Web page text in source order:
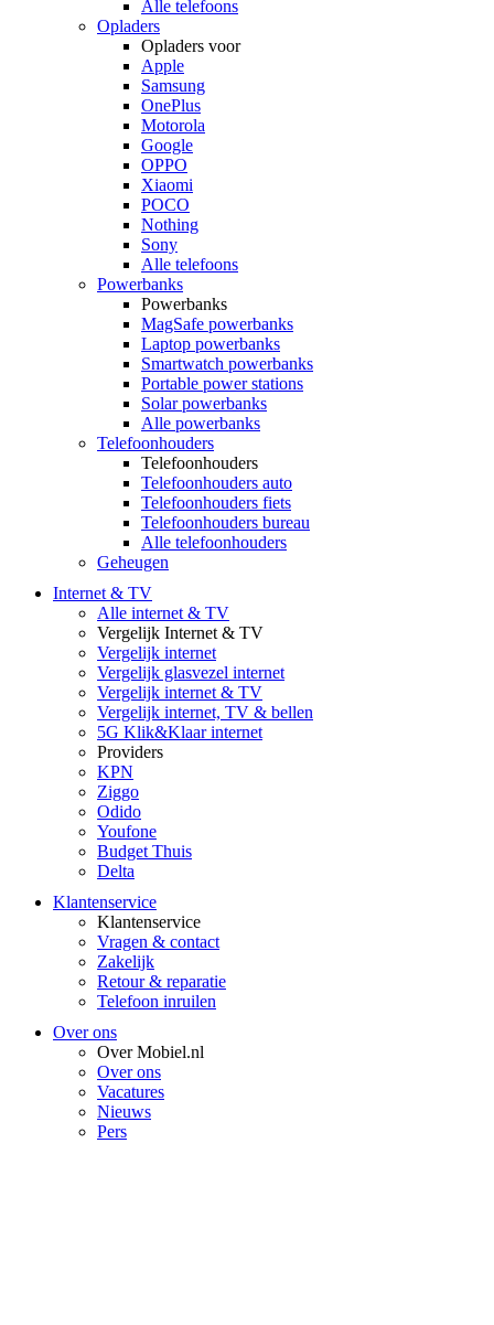
Alle telefoons
Opladers
Opladers voor
Apple
Samsung
OnePlus
Motorola
Google
OPPO
Xiaomi
POCO
Nothing
Sony
Alle telefoons
Powerbanks
Powerbanks
MagSafe powerbanks
Laptop powerbanks
Smartwatch powerbanks
Portable power stations
Solar powerbanks
Alle powerbanks
Telefoonhouders
Telefoonhouders
Telefoonhouders auto
Telefoonhouders fiets
Telefoonhouders bureau
Alle telefoonhouders
Geheugen
Internet & TV
Alle internet & TV
Vergelijk Internet & TV
Vergelijk internet
Vergelijk glasvezel internet
Vergelijk internet & TV
Vergelijk internet, TV & bellen
5G Klik&Klaar internet
Providers
KPN
Ziggo
Odido
Youfone
Budget Thuis
Delta
Klantenservice
Klantenservice
Vragen & contact
Zakelijk
Retour & reparatie
Telefoon inruilen
Over ons
Over Mobiel.nl
Over ons
Vacatures
Nieuws
Pers